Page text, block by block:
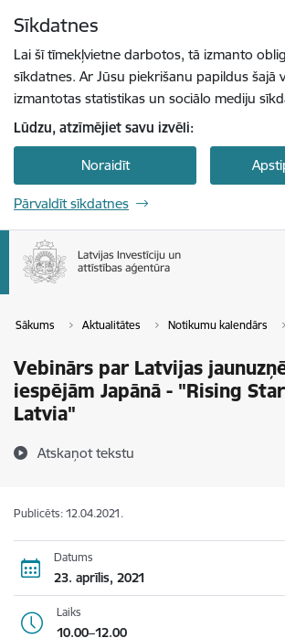
Sīkdatnes
Lai šī tīmekļvietne darbotos, tā izmanto
sīkdatnes. Ar Jūsu piekrišanu papildus šajā
izmantotas statistikas un sociālo mediju
Lūdzu, atzīmējiet savu izvēli:
Noraidīt
Pārvaldīt sīkdatnes
Sākums Aktualitātes Notikumu kalendārs
Vebinārs par Latvijas
iespējām Japānā - "Rising
Latvia"
Atskaņot tekstu
Publicēts: 12.04.2021.
Datums
23. aprīlis, 2021
Laiks
10.00–12.00